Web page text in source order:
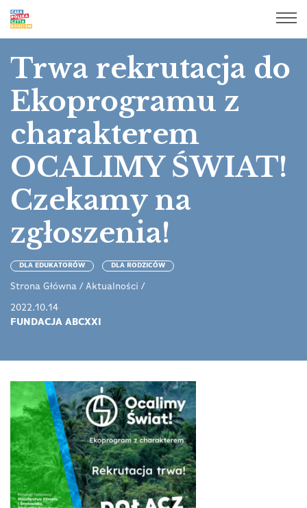
Trwa rekrutacja do
Ekoprogramu z
charakterem
OCALIMY ŚWIAT!
Czekamy na
zgłoszenia!
DLA EDUKATORÓW DLA RODZICÓW
Strona Główna / Aktualności /
2022.10.14
FUNDACJA ABCXXI